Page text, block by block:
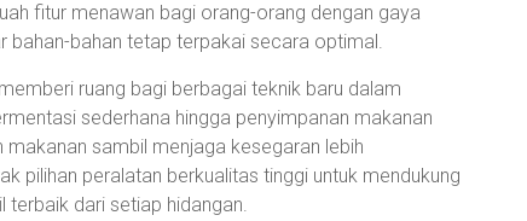
fitur menawan bagi orang-orang dengan gaya
bahan-bahan tetap terpakai secara optimal.
ruang bagi berbagai teknik baru dalam
sederhana hingga penyimpanan makanan
sambil menjaga kesegaran lebih
pilihan peralatan berkualitas tinggi untuk mendukung
terbaik dari setiap hidangan.